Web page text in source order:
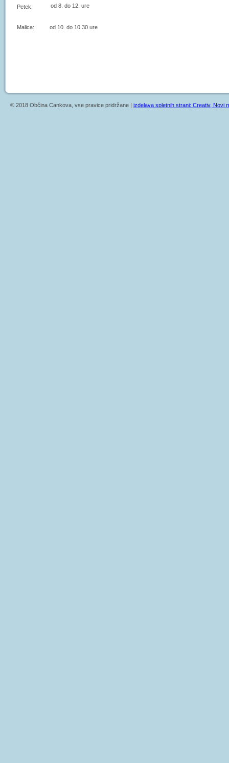
Petek: od 8. do 12. ure
Malica: od 10. do 10.30 ure
© 2018 Občina Cankova, vse pravice pridržane | izdelava spletnih strani: Creativ, Novi